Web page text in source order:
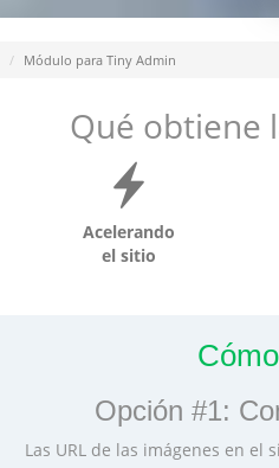
Módulo para Tiny Admin
Qué obtiene
Acelerando
el sitio
Opción #1:
Las URL de las imágenes en